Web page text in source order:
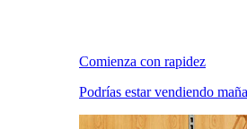
Comienza con rapidez
Podrías estar vendiendo